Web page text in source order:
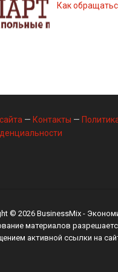
Как
— Контакты —
© 2026 BusinessMix -
материалов
активной ссылки на